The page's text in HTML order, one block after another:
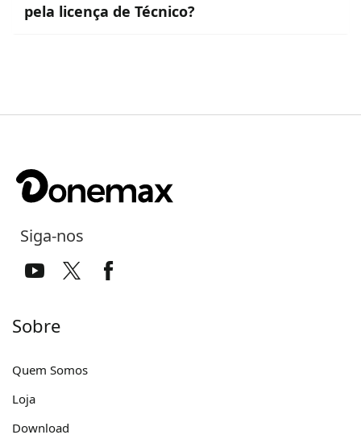
pela licença de Técnico?
Siga-nos
Sobre
Quem Somos
Loja
Download